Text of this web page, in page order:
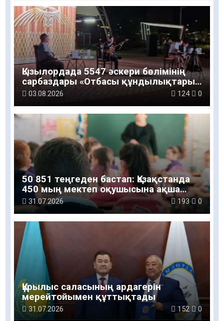
Қызылордада 5547 әскери бөлімінің
сарбаздары «Отбасы құндылықтары
– ұлт болашағы» атты рухани-мәдени
03.08.2026 124 0
50 851 теңгеден бастап: Қазақстанда
450 мың мектеп оқушысына ақша
беріледі
31.07.2026 193 0
Құрылыс саласының ардагерін
мерейтойымен құттықтады
31.07.2026 152 0